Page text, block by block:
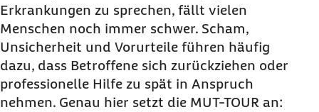
Erkrankungen zu sprechen, fällt vielen
Menschen noch immer schwer. Scham,
Unsicherheit und Vorurteile führen häufig
dazu, dass Betroffene sich zurückziehen oder
professionelle Hilfe zu spät in Anspruch
nehmen. Genau hier setzt die MUT-TOUR an: